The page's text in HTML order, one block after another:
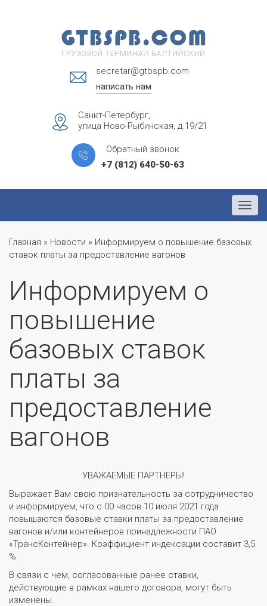
secretar@gtbspb.com
написать нам
Санкт-Петербург,
улица Ново-Рыбинская, д.19/21
Обратный звонок
+7 (812) 640-50-63
Menu
Главная » Новости » Информируем о повышение базовых
ставок платы за предоставление вагонов
Информируем о
повышение
базовых ставок
платы за
предоставление
вагонов
УВАЖАЕМЫЕ ПАРТНЕРЫ!
Выражает Вам свою признательность за сотрудничество
и информируем, что с 00 часов 10 июля 2021 года
повышаются базовые ставки платы за предоставление
вагонов и/или контейнеров принадлежности ПАО
«ТрансКонтейнер». Коэффициент индексации составит 3,5
%.
В связи с чем, согласованные ранее ставки,
действующие в рамках нашего договора, могут быть
изменены.